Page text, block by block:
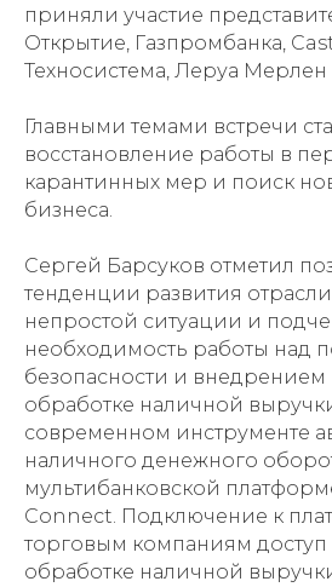
приняли участие
Открытие, Газпромбанка,
Техносистема, Леруа Мерлен
Главными темами встречи
восстановление работы в
карантинных мер и поиск
бизнеса.
Сергей Барсуков отметил
тенденции развития
непростой ситуации и
необходимость работы над
безопасности и
обработке наличной
современном инструменте
наличного денежного
мультибанковской
Connect. Подключение к
торговым компаниям доступ
обработке наличной